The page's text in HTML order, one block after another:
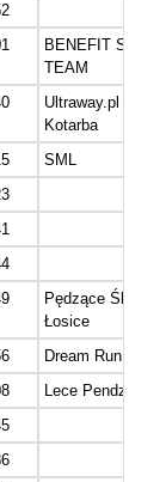
BENEFIT
TEAM
Ultraway.pl
Kotarba
SML
Pędzące Ślimaki
Łosice
Dream Run
Lece Pendze